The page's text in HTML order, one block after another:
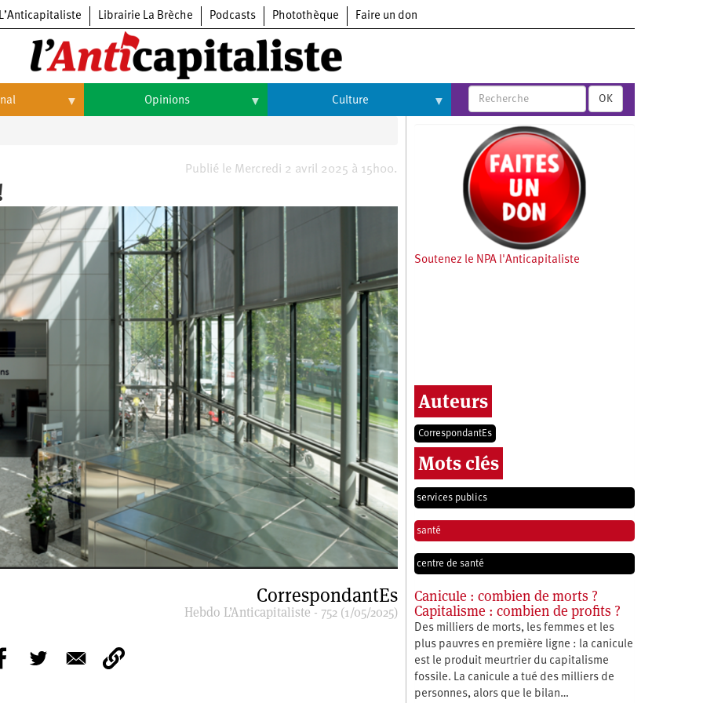
L’Anticapitaliste Librairie La Brèche Podcasts Photothèque Faire un don
Opinions Culture
Arts
Expositions
Musique
OK
Publié le Mercredi 2 avril 2025 à 15h00.
CorrespondantEs
Hebdo L’Anticapitaliste - 752 (1/05/2025)
Soutenez le NPA l'Anticapitaliste
Auteurs
CorrespondantEs
Mots clés
services publics
santé
centre de santé
Canicule : combien de morts ?
Capitalisme : combien de profits ?
Des milliers de morts, les femmes et les
plus pauvres en première ligne : la canicule
est le produit meurtrier du capitalisme
fossile. La canicule a tué des milliers de
personnes, alors que le bilan…